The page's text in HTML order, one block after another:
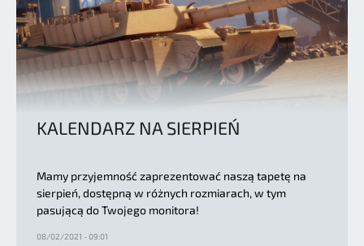
KALENDARZ NA SIERPIEŃ
Mamy przyjemność zaprezentować naszą tapetę na
sierpień, dostępną w różnych rozmiarach, w tym
pasującą do Twojego monitora!
08/02/2021 - 09:01